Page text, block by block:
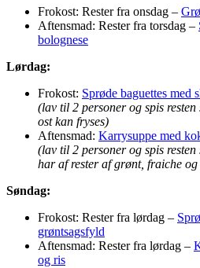
Frokost: Rester fra onsdag –
Aftensmad: Rester fra torsdag –
bolognese
Lørdag:
Frokost: Sprøde baguettes med
(lav til 2 personer og spis resten
ost kan fryses)
Aftensmad: Karrysuppe med
(lav til 2 personer og spis
har af rester af grønt, fraiche
Søndag:
Frokost: Rester fra lørdag –
grøntsagsfyld
Aftensmad: Rester fra lørdag –
og ris